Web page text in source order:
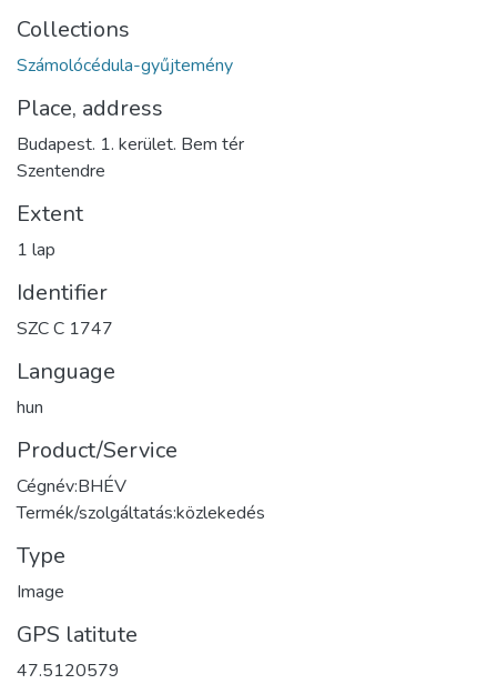
Collections
Számolócédula-gyűjtemény
Place, address
Budapest. 1. kerület. Bem tér
Szentendre
Extent
1 lap
Identifier
SZC C 1747
Language
hun
Product/Service
Cégnév:BHÉV
Termék/szolgáltatás:közlekedés
Type
Image
GPS latitute
47.5120579